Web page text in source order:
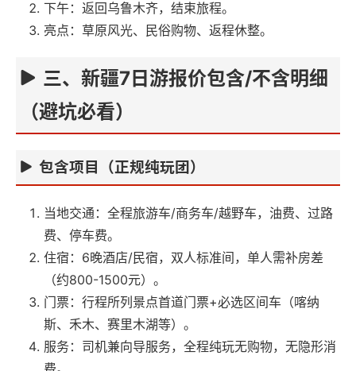
下午：返回乌鲁木齐，结束旅程。
亮点：草原风光、民俗购物、返程休整。
三、新疆7日游报价包含/不含明细
（避坑必看）
包含项目（正规纯玩团）
当地交通：全程旅游车/商务车/越野车，油费、过路
费、停车费。
住宿：6晚酒店/民宿，双人标准间，单人需补房差
（约800-1500元）。
门票：行程所列景点首道门票+必选区间车（喀纳
斯、禾木、赛里木湖等）。
服务：司机兼向导服务，全程纯玩无购物，无隐形消